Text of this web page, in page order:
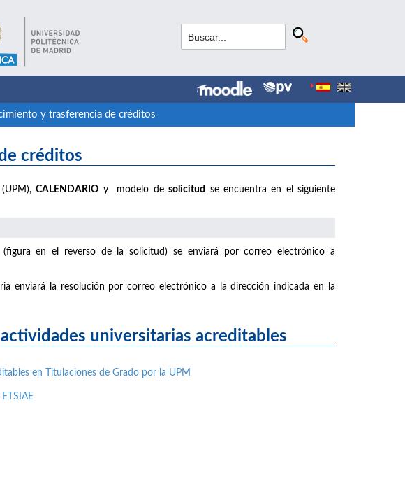
y trasferencia de créditos
créditos
(UPM),CALENDARIO y modelo desolicitud
se encuentra en el siguiente
en el reverso de la solicitud) se enviará por correo electrónico a
enviará la resolución por correo electrónico a la dirección indicada en la
universitarias acreditables
en Titulaciones de Grado por la UPM